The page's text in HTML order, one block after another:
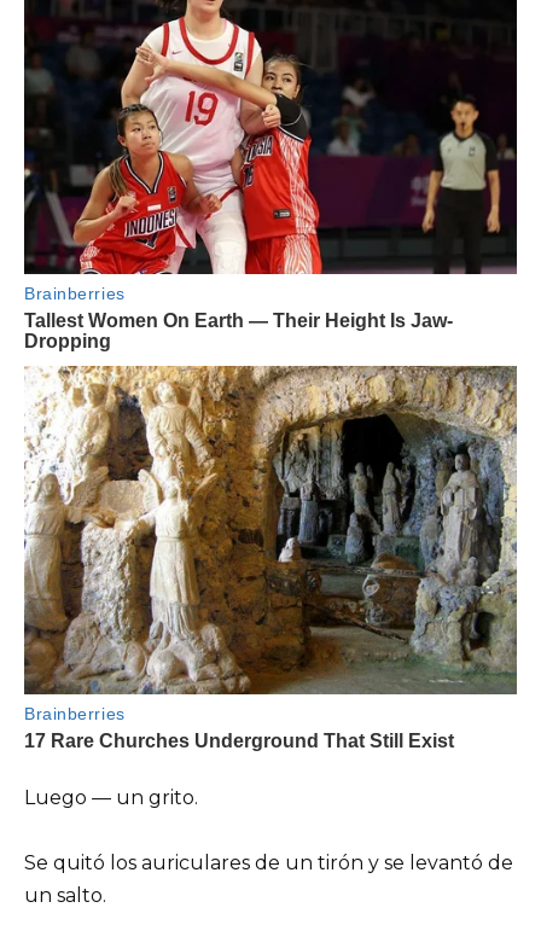
Luego — un grito.
Se quitó los auriculares de un tirón y se levantó de
un salto.